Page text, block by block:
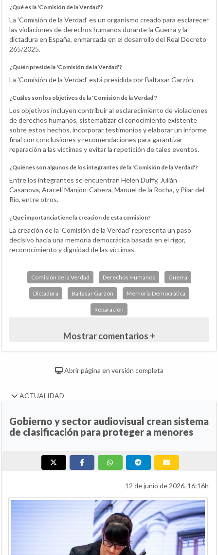
¿Qué es la 'Comisión de la Verdad'?
La 'Comisión de la Verdad' es un organismo creado para esclarecer
las violaciones de derechos humanos durante la Guerra y la
dictadura en España, enmarcada en el desarrollo del Real Decreto
265/2025.
¿Quién preside la 'Comisión de la Verdad'?
La 'Comisión de la Verdad' está presidida por Baltasar Garzón.
¿Cuáles son los objetivos de la 'Comisión de la Verdad'?
Los objetivos incluyen contribuir al esclarecimiento de violaciones
de derechos humanos, sistematizar el conocimiento existente
sobre estos hechos, incorporar testimonios y elaborar un informe
final con conclusiones y recomendaciones para garantizar
reparación a las víctimas y evitar la repetición de tales eventos.
¿Quiénes son algunos de los integrantes de la 'Comisión de la Verdad'?
Entre los integrantes se encuentran Helen Duffy, Julián
Casanova, Araceli Manjón-Cabeza, Manuel de la Rocha, y Pilar del
Río, entre otros.
¿Qué importancia tiene la creación de esta comisión?
La creación de la 'Comisión de la Verdad' representa un paso
decisivo hacia una memoria democrática basada en el rigor,
reconocimiento y dignidad de las víctimas.
Comisión de la Verdad Derechos Humanos Guerra
Dictadura Baltasar Garzón Memoria Democrática
Reparación
Mostrar comentarios +
Abrir página en versión completa
ACTUALIDAD
Gobierno y sector audiovisual crean sistema
de clasificación para proteger a menores
12 de junio de 2026, 16:16h